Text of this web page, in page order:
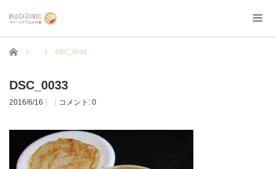
ホーム DSC_0033
DSC_0033
2016/6/16 コメント: 0